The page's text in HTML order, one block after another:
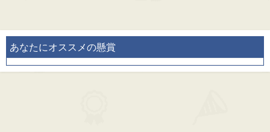
あなたにオススメの懸賞